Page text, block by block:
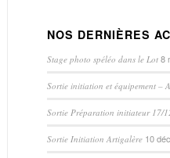
NOS DERNIÈRES
Stage photo spéléo dans le Lot 8
Sortie initiation et équipement –
Sortie Préparation initiateur 17/
Sortie Initiation Artigalère 10